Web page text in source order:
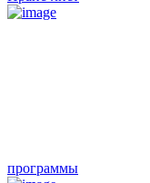
программы